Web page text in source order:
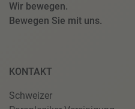
Wir bewegen.
Bewegen Sie mit uns.
KONTAKT
Schweizer